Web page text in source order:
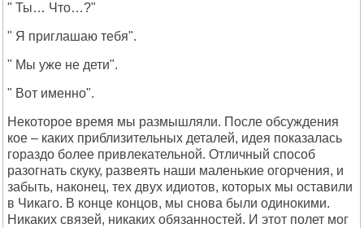
" Ты… Что…?"
" Я приглашаю тебя".
" Мы уже не дети".
" Вот именно".
Некоторое время мы размышляли. После обсуждения
кое – каких приблизительных деталей, идея показалась
гораздо более привлекательной. Отличный способ
разогнать скуку, развеять наши маленькие огорчения, и
забыть, наконец, тех двух идиотов, которых мы оставили
в Чикаго. В конце концов, мы снова были одинокими.
Никаких связей, никаких обязанностей. И этот полет мог